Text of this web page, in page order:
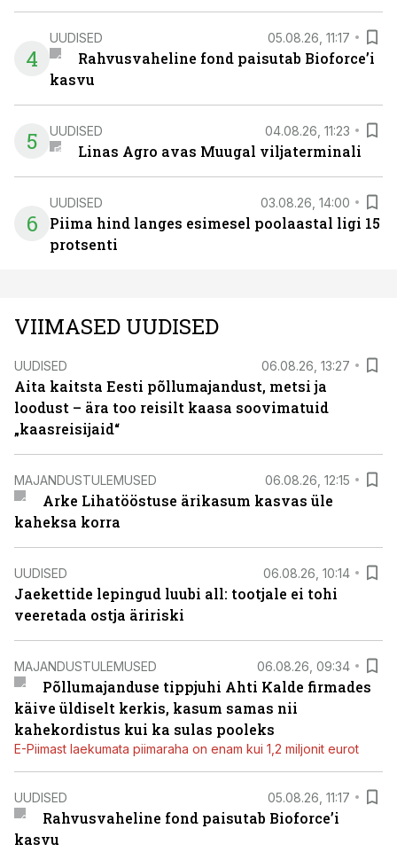
4
UUDISED 05.08.26, 11:17
Rahvusvaheline fond paisutab Bioforce’i
kasvu
5 UUDISED 04.08.26, 11:23
Linas Agro avas Muugal viljaterminali
6
UUDISED 03.08.26, 14:00
Piima hind langes esimesel poolaastal ligi 15
protsenti
VIIMASED UUDISED
UUDISED 06.08.26, 13:27
Aita kaitsta Eesti põllumajandust, metsi ja
loodust – ära too reisilt kaasa soovimatuid
„kaasreisijaid“
MAJANDUSTULEMUSED 06.08.26, 12:15
Arke Lihatööstuse ärikasum kasvas üle
kaheksa korra
UUDISED 06.08.26, 10:14
Jaekettide lepingud luubi all: tootjale ei tohi
veeretada ostja äririski
MAJANDUSTULEMUSED 06.08.26, 09:34
Põllumajanduse tippjuhi Ahti Kalde firmades
käive üldiselt kerkis, kasum samas nii
kahekordistus kui ka sulas pooleks
E-Piimast laekumata piimaraha on enam kui 1,2 miljonit eurot
UUDISED 05.08.26, 11:17
Rahvusvaheline fond paisutab Bioforce’i
kasvu